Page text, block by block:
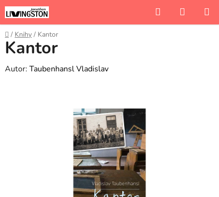
Přejít
na
obsah
Hledat
KOŠÍK
Domů
/ Knihy / Kantor
Kantor
Autor: Taubenhansl Vladislav